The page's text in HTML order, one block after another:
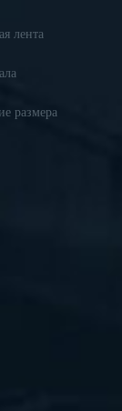
лента
размера